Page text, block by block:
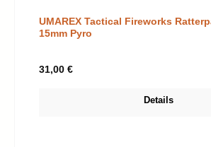
UMAREX Tactical Fireworks
15mm Pyro
Regulärer Preis:
31,00 €
Details